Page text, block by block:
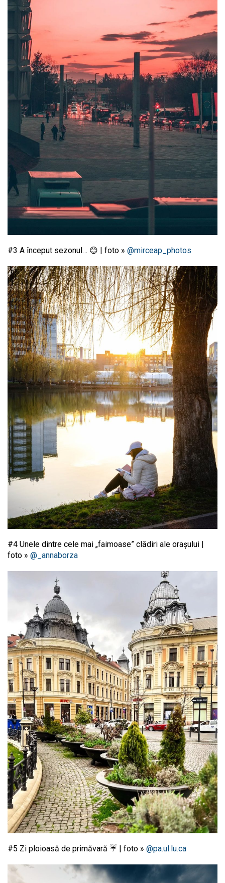
#3 A început sezonul… 😊 | foto » @mirceap_photos
#4 Unele dintre cele mai „faimoase” clădiri ale orașului |
foto » @_annaborza
#5 Zi ploioasă de primăvară ☔ | foto » @pa.ul.lu.ca